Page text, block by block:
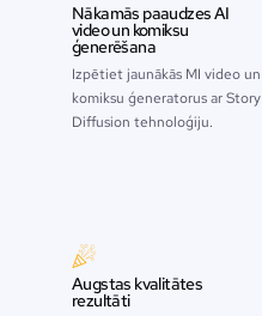
Nākamās paaudzes AI
video un komiksu
ģenerēšana
Izpētiet jaunākās MI video un
komiksu ģeneratorus ar Story
Diffusion tehnoloģiju.
Augstas kvalitātes
rezultāti